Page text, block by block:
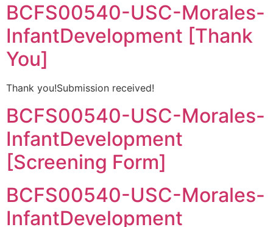
BCFS00540-USC-Morales-
InfantDevelopment [Thank
You]
Thank you!Submission received!
BCFS00540-USC-Morales-
InfantDevelopment
[Screening Form]
BCFS00540-USC-Morales-
InfantDevelopment